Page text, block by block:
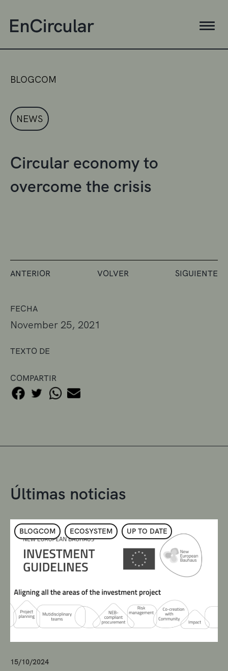
FECHA
November 25, 2021
TEXTO DE
COMPARTIR
BLOGCOM
NEWS
Circular economy to
overcome the crisis
ANTERIOR VOLVER SIGUIENTE
Últimas noticias
BLOGCOM ECOSYSTEM UP TO DATE
15/10/2024